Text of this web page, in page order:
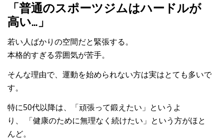
「普通のスポーツジムはハードルが
高い…」
若い人ばかりの空間だと緊張する。
本格的すぎる雰囲気が苦手。
そんな理由で、運動を始められない方は実はとても多いで
す。
特に50代以降は、
「頑張って鍛えたい」 というよ
り、
「健康のために無理なく続けたい」 という方がほと
んど。